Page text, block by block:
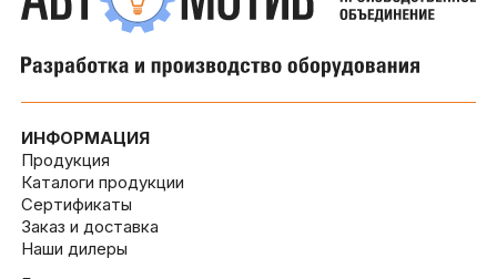
ИНФОРМАЦИЯ
Продукция
Каталоги продукции
Сертификаты
Заказ и доставка
Наши дилеры